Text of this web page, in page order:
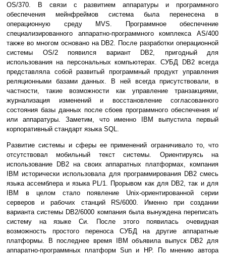
OS/370. В связи с развитием аппаратуры и программного
обеспечения мейнфреймов система была перенесена в
операционную среду MVS. Программное обеспечение
специализированного аппаратно-программного комплекса AS/400
также во многом основано на DB2. После разработки операционной
системы OS/2 появился вариант DB2, пригодный для
использования на персональных компьютерах. СУБД DB2 всегда
представляла собой развитый программный продукт управления
реляционными базами данных. В ней всегда присутствовали, в
частности, такие возможности как управление транзакциями,
журнализация изменений и восстановление согласованного
состояния базы данных после сбоев программного обеспечения и/
или аппаратуры. Заметим, что именно IBM выпустила первый
корпоративный стандарт языка SQL.
Развитие системы и сферы ее применений ограничивало то, что
отсутствовал мобильный текст системы. Ориентируясь на
использование DB2 на своих аппаратных платформах, компания
IBM исторически использовала для программирования DB2 смесь
языка ассемблера и языка PL/1. Прорывом как для DB2, так и для
IBM в целом стало появление Unix-ориентированной серии
серверов и рабочих станций RS/6000. Именно при создании
варианта системы DB2/6000 компания была вынуждена переписать
систему на языке Си. После этого появилась очевидная
возможность простого переноса СУБД на другие аппаратные
платформы. В последнее время IBM объявила выпуск DB2 для
аппаратно-программных платформ Sun и HP. По мнению автора